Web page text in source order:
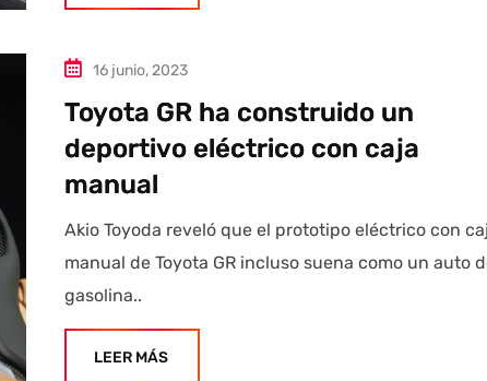
16 junio, 2023
Toyota GR ha construido un
deportivo eléctrico con caja
manual
Akio Toyoda reveló que el prototipo eléctrico con
manual de Toyota GR incluso suena como un auto
gasolina..
LEER MÁS